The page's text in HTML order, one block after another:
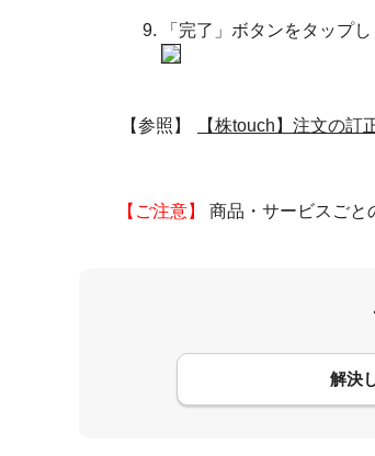
「完了」ボタンをタップ
【参照】 【株touch】注文の訂
【ご注意】 商品・サービスごと
解決
コメント